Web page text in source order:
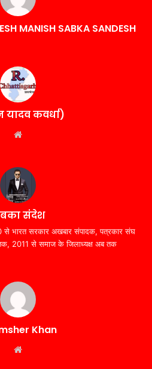
MANISH SABKA SANDESH
यादव कवर्धा)
संदेश
भारत सरकार अखबार संपादक, पत्रकार संघ
2011 से समाज के जिलाध्यक्ष अब तक
Khan